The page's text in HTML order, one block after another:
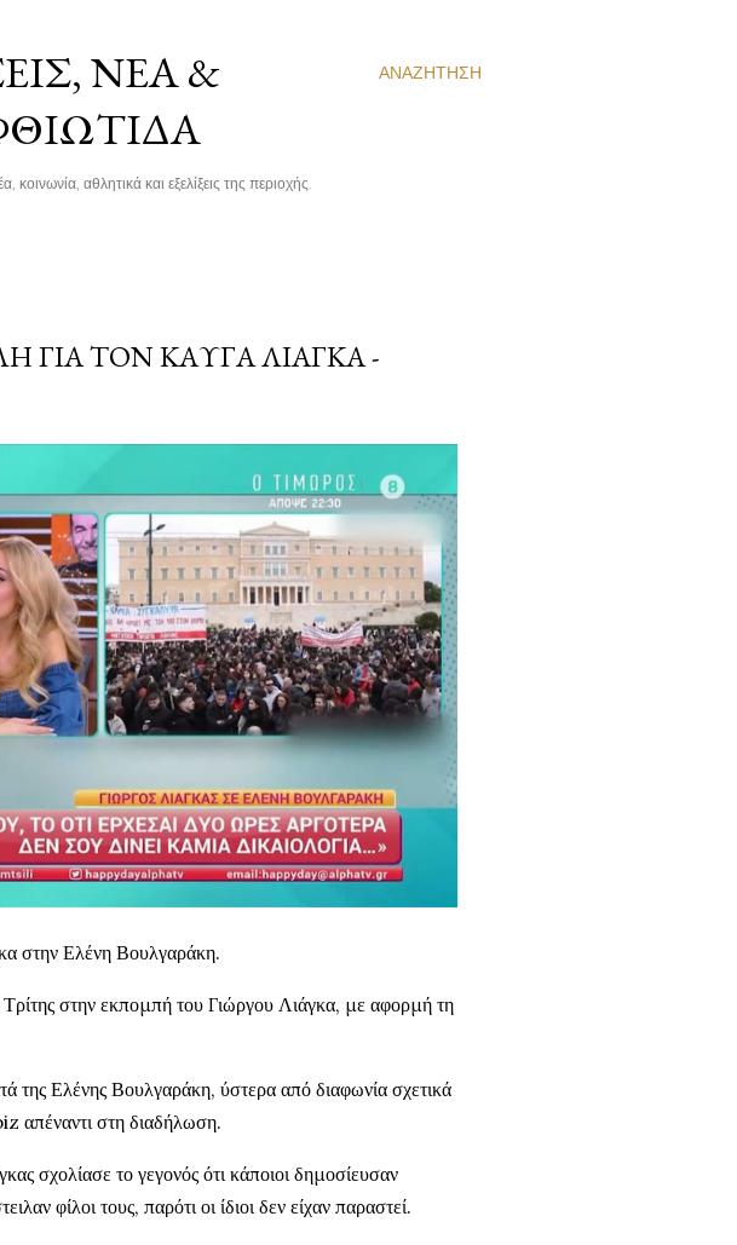
ΑΝΑΖΉΤΗΣΗ
ΝΈΑ &
αθλητικά και εξελίξεις της περιοχής.
ΓΙΑ ΤΟΝ ΚΑΥΓΆ ΛΙΆΓΚΑ -
στην Ελένη Βουλγαράκη.
στην εκπομπή του Γιώργου Λιάγκα, με αφορμή τη
της Ελένης Βουλγαράκη, ύστερα από διαφωνία σχετικά
απέναντι στη διαδήλωση.
σχολίασε το γεγονός ότι κάποιοι δημοσίευσαν
φίλοι τους, παρότι οι ίδιοι δεν είχαν παραστεί.